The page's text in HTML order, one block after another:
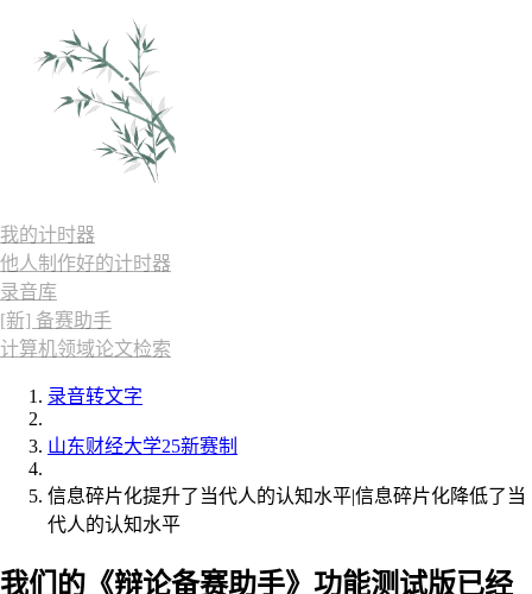
我的计时器
他人制作好的计时器
录音库
[新] 备赛助手
计算机领域论文检索
录音转文字
山东财经大学25新赛制
信息碎片化提升了当代人的认知水平|信息碎片化降低了当
代人的认知水平
我们的《辩论备赛助手》功能测试版已经